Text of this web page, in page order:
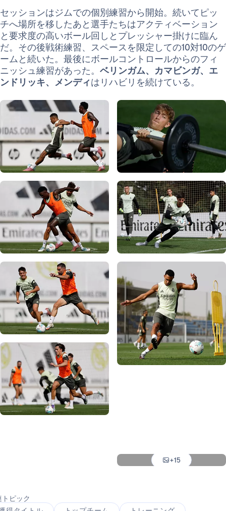
セッションはジムでの個別練習から開始。続いてピッ
チへ場所を移したあと選手たちはアクティベーション
と要求度の高いボール回しとプレッシャー掛けに臨ん
だ。その後戦術練習、スペースを限定しての10対10のゲ
ームと続いた。最後にボールコントロールからのフィ
ニッシュ練習があった。 ベリンガム、カマビンガ、エ
ンドリッキ、メンディはリハビリを続けている。
+15
トピック